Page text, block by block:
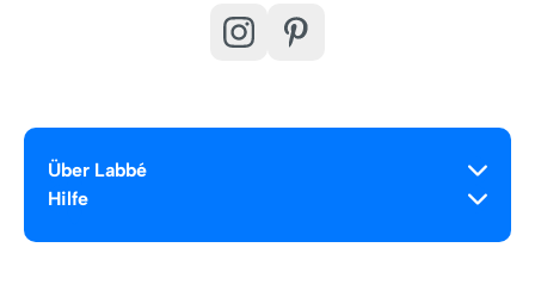
Über Labbé
Hilfe